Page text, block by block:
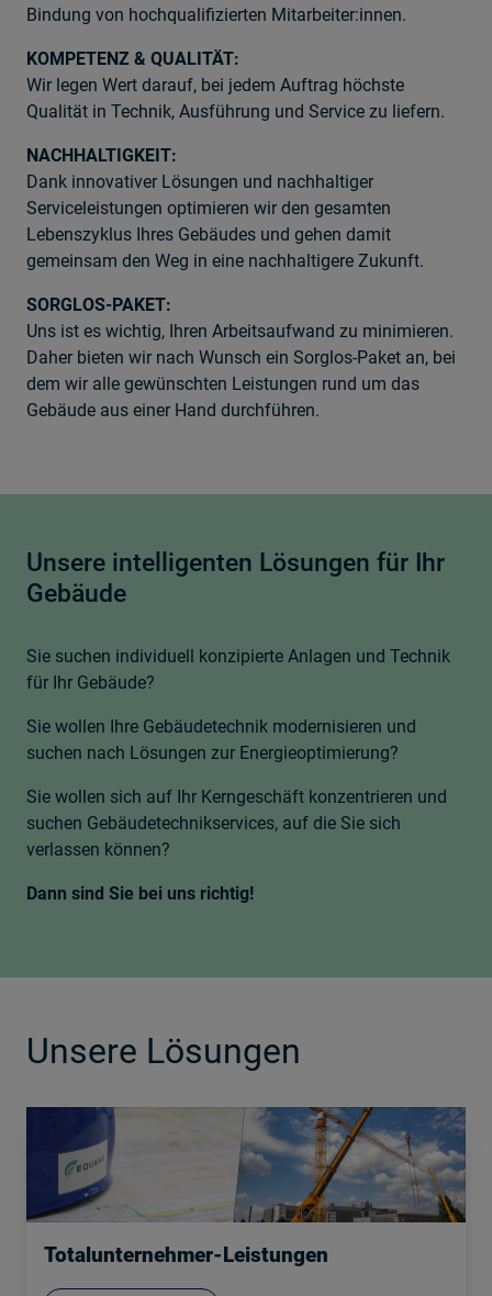
Bindung von hochqualifizierten Mitarbeiter:innen.
KOMPETENZ & QUALITÄT:
Wir legen Wert darauf, bei jedem Auftrag höchste
Qualität in Technik, Ausführung und Service zu liefern.
NACHHALTIGKEIT:
Dank innovativer Lösungen und nachhaltiger
Serviceleistungen optimieren wir den gesamten
Lebenszyklus Ihres Gebäudes und gehen damit
gemeinsam den Weg in eine nachhaltigere Zukunft.
SORGLOS-PAKET:
Uns ist es wichtig, Ihren Arbeitsaufwand zu minimieren.
Daher bieten wir nach Wunsch ein Sorglos-Paket an, bei
dem wir alle gewünschten Leistungen rund um das
Gebäude aus einer Hand durchführen.
Unsere intelligenten Lösungen für Ihr
Gebäude
Sie suchen individuell konzipierte Anlagen und Technik
für Ihr Gebäude?
Sie wollen Ihre Gebäudetechnik modernisieren und
suchen nach Lösungen zur Energieoptimierung?
Sie wollen sich auf Ihr Kerngeschäft konzentrieren und
suchen Gebäudetechnikservices, auf die Sie sich
verlassen können?
Dann sind Sie bei uns richtig!
Unsere Lösungen
Totalunternehmer-Leistungen